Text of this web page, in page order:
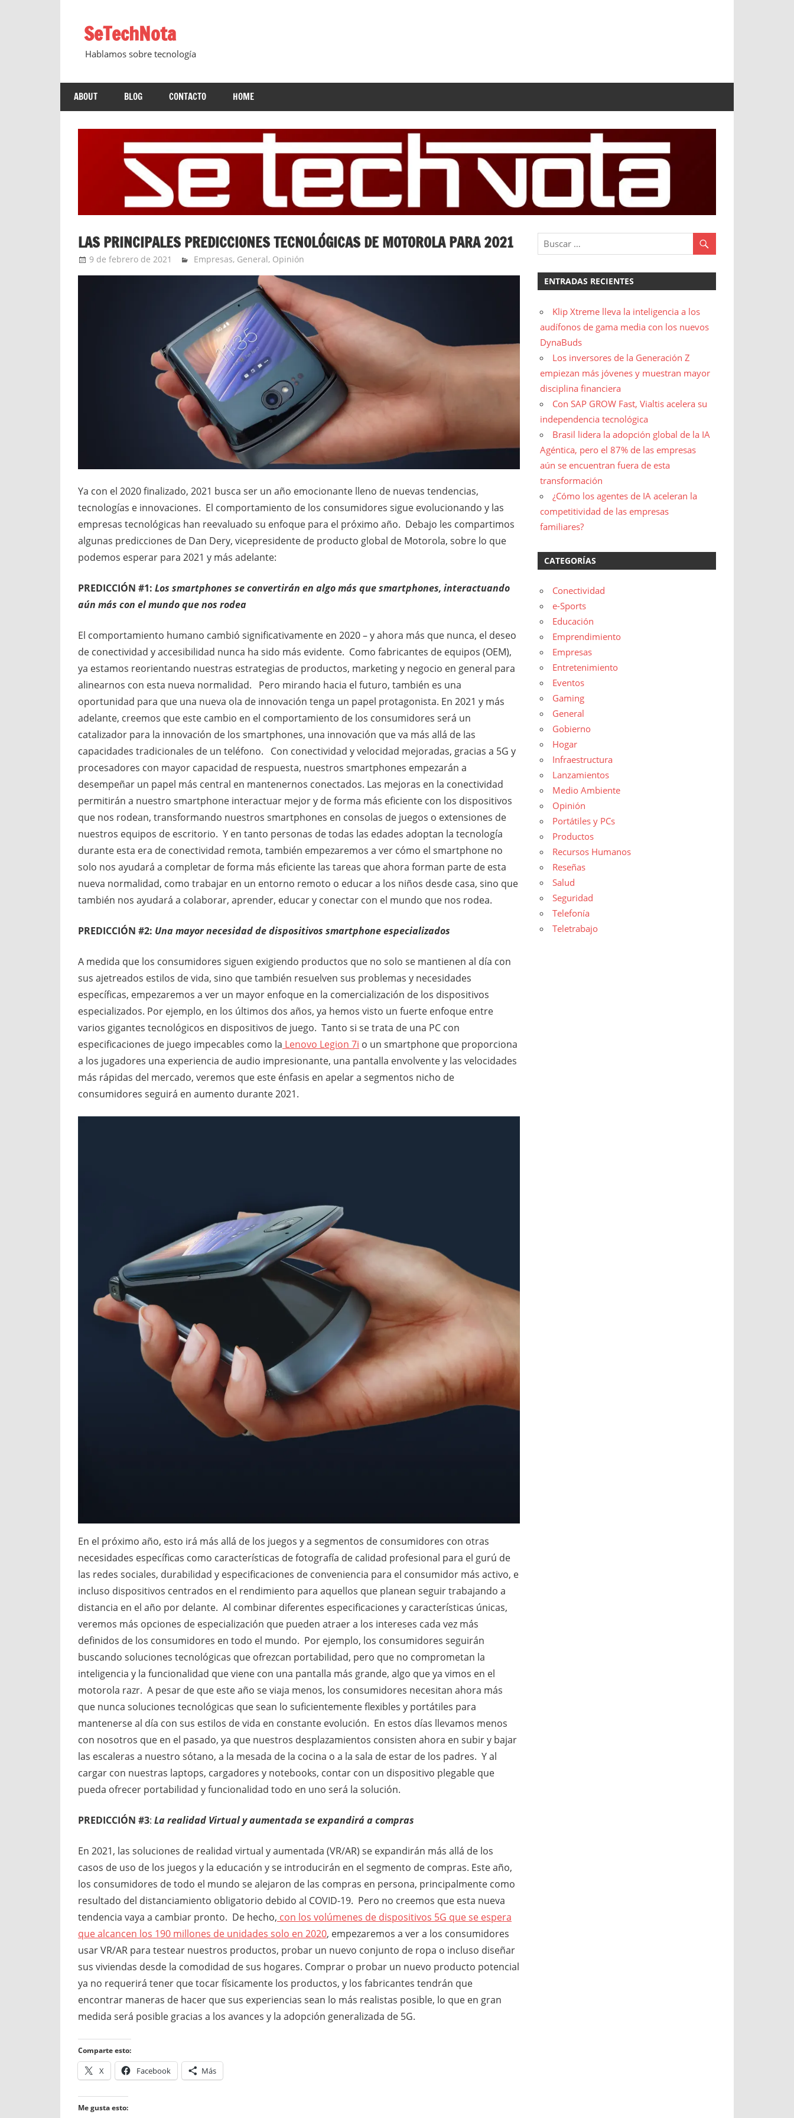
contenidoSeTechNota
Hablamos sobre tecnología
ABOUT BLOG CONTACTO HOME
LAS PRINCIPALES PREDICCIONES TECNOLÓGICAS DE MOTOROLA PARA 2021
9 de febrero de 2021 Ernesto Herrera
Empresas, General, Opinión
Ya con el 2020 finalizado, 2021 busca ser un año emocionante lleno de nuevas tendencias,
tecnologías e innovaciones. El comportamiento de los consumidores sigue evolucionando y las
empresas tecnológicas han reevaluado su enfoque para el próximo año. Debajo les compartimos
algunas predicciones de Dan Dery, vicepresidente de producto global de Motorola, sobre lo que
podemos esperar para 2021 y más adelante:
PREDICCIÓN #1: Los smartphones se convertirán en algo más que smartphones, interactuando
aún más con el mundo que nos rodea
El comportamiento humano cambió significativamente en 2020 – y ahora más que nunca, el deseo
de conectividad y accesibilidad nunca ha sido más evidente. Como fabricantes de equipos (OEM),
ya estamos reorientando nuestras estrategias de productos, marketing y negocio en general para
alinearnos con esta nueva normalidad. Pero mirando hacia el futuro, también es una
oportunidad para que una nueva ola de innovación tenga un papel protagonista. En 2021 y más
adelante, creemos que este cambio en el comportamiento de los consumidores será un
catalizador para la innovación de los smartphones, una innovación que va más allá de las
capacidades tradicionales de un teléfono. Con conectividad y velocidad mejoradas, gracias a 5G y
procesadores con mayor capacidad de respuesta, nuestros smartphones empezarán a
desempeñar un papel más central en mantenernos conectados. Las mejoras en la conectividad
permitirán a nuestro smartphone interactuar mejor y de forma más eficiente con los dispositivos
que nos rodean, transformando nuestros smartphones en consolas de juegos o extensiones de
nuestros equipos de escritorio. Y en tanto personas de todas las edades adoptan la tecnología
durante esta era de conectividad remota, también empezaremos a ver cómo el smartphone no
solo nos ayudará a completar de forma más eficiente las tareas que ahora forman parte de esta
nueva normalidad, como trabajar en un entorno remoto o educar a los niños desde casa, sino que
también nos ayudará a colaborar, aprender, educar y conectar con el mundo que nos rodea.
PREDICCIÓN #2: Una mayor necesidad de dispositivos smartphone especializados
A medida que los consumidores siguen exigiendo productos que no solo se mantienen al día con
sus ajetreados estilos de vida, sino que también resuelven sus problemas y necesidades
específicas, empezaremos a ver un mayor enfoque en la comercialización de los dispositivos
especializados. Por ejemplo, en los últimos dos años, ya hemos visto un fuerte enfoque entre
varios gigantes tecnológicos en dispositivos de juego. Tanto si se trata de una PC con
especificaciones de juego impecables como la Lenovo Legion 7i o un smartphone que proporciona
a los jugadores una experiencia de audio impresionante, una pantalla envolvente y las velocidades
más rápidas del mercado, veremos que este énfasis en apelar a segmentos nicho de
consumidores seguirá en aumento durante 2021.
En el próximo año, esto irá más allá de los juegos y a segmentos de consumidores con otras
necesidades específicas como características de fotografía de calidad profesional para el gurú de
las redes sociales, durabilidad y especificaciones de conveniencia para el consumidor más activo, e
incluso dispositivos centrados en el rendimiento para aquellos que planean seguir trabajando a
distancia en el año por delante. Al combinar diferentes especificaciones y características únicas,
veremos más opciones de especialización que pueden atraer a los intereses cada vez más
definidos de los consumidores en todo el mundo. Por ejemplo, los consumidores seguirán
buscando soluciones tecnológicas que ofrezcan portabilidad, pero que no comprometan la
inteligencia y la funcionalidad que viene con una pantalla más grande, algo que ya vimos en el
motorola razr. A pesar de que este año se viaja menos, los consumidores necesitan ahora más
que nunca soluciones tecnológicas que sean lo suficientemente flexibles y portátiles para
mantenerse al día con sus estilos de vida en constante evolución. En estos días llevamos menos
con nosotros que en el pasado, ya que nuestros desplazamientos consisten ahora en subir y bajar
las escaleras a nuestro sótano, a la mesada de la cocina o a la sala de estar de los padres. Y al
cargar con nuestras laptops, cargadores y notebooks, contar con un dispositivo plegable que
pueda ofrecer portabilidad y funcionalidad todo en uno será la solución.
PREDICCIÓN #3: La realidad Virtual y aumentada se expandirá a compras
En 2021, las soluciones de realidad virtual y aumentada (VR/AR) se expandirán más allá de los
casos de uso de los juegos y la educación y se introducirán en el segmento de compras. Este año,
los consumidores de todo el mundo se alejaron de las compras en persona, principalmente como
resultado del distanciamiento obligatorio debido al COVID-19. Pero no creemos que esta nueva
tendencia vaya a cambiar pronto. De hecho, con los volúmenes de dispositivos 5G que se espera
que alcancen los 190 millones de unidades solo en 2020, empezaremos a ver a los consumidores
usar VR/AR para testear nuestros productos, probar un nuevo conjunto de ropa o incluso diseñar
sus viviendas desde la comodidad de sus hogares. Comprar o probar un nuevo producto potencial
ya no requerirá tener que tocar físicamente los productos, y los fabricantes tendrán que
encontrar maneras de hacer que sus experiencias sean lo más realistas posible, lo que en gran
medida será posible gracias a los avances y la adopción generalizada de 5G.
Comparte esto:
X Facebook Más
Me gusta esto:
ENTRADAS RECIENTES
Klip Xtreme lleva la inteligencia a los
audífonos de gama media con los nuevos
DynaBuds
Los inversores de la Generación Z
empiezan más jóvenes y muestran mayor
disciplina financiera
Con SAP GROW Fast, Vialtis acelera su
independencia tecnológica
Brasil lidera la adopción global de la IA
Agéntica, pero el 87% de las empresas
aún se encuentran fuera de esta
transformación
¿Cómo los agentes de IA aceleran la
competitividad de las empresas
familiares?
CATEGORÍAS
Conectividad
e-Sports
Educación
Emprendimiento
Empresas
Entretenimiento
Eventos
Gaming
General
Gobierno
Hogar
Infraestructura
Lanzamientos
Medio Ambiente
Opinión
Portátiles y PCs
Productos
Recursos Humanos
Reseñas
Salud
Seguridad
Telefonía
Teletrabajo